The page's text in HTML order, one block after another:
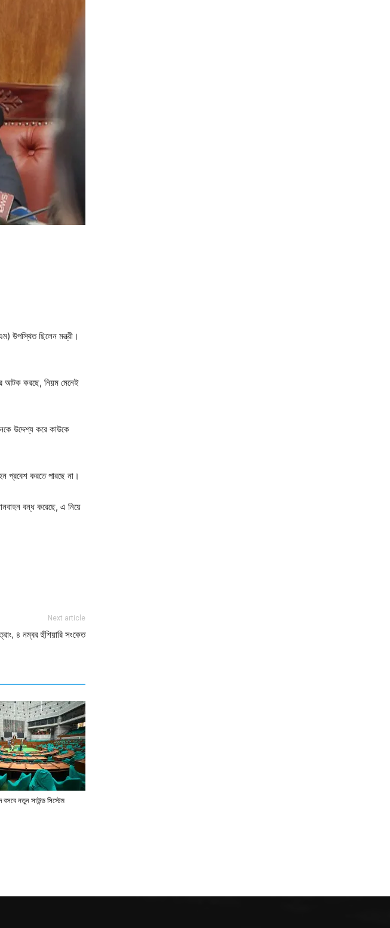
উপস্থিত ছিলেন মন্ত্রী।
আটক করছে, নিয়ম মেনেই
উদ্দেশ্য করে কাউকে
প্রবেশ করতে পারছে না।
বন্ধ করেছে, এ নিয়ে
Next article
৪ নম্বর হুঁশিয়ারি সংকেত
নতুন সাউন্ড সিস্টেম